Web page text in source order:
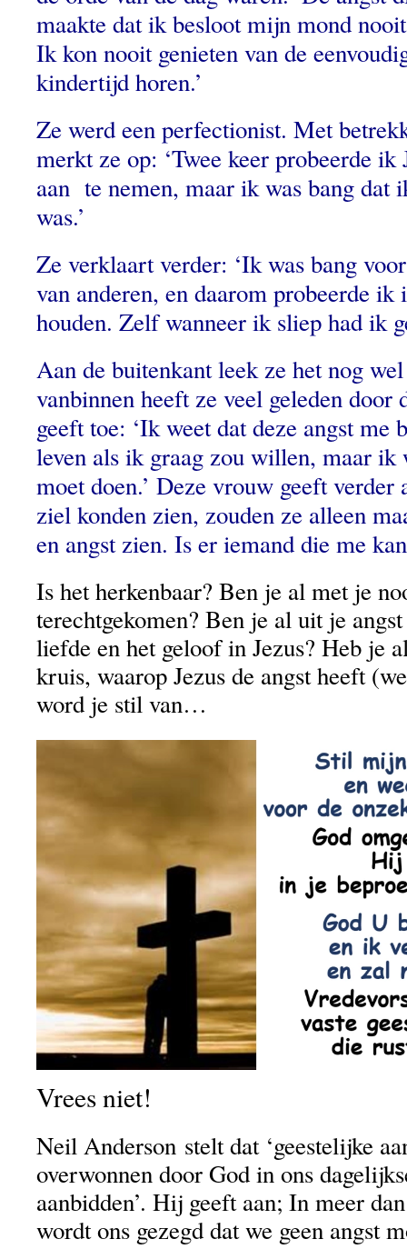
maakte dat ik besloot mijn mond
Ik kon nooit genieten van de
kindertijd horen.’
Ze werd een perfectionist. Met
merkt ze op: ‘Twee keer probeerde
aan te nemen, maar ik was bang dat
was.’
Ze verklaart verder: ‘Ik was bang
van anderen, en daarom probeerde ik
houden. Zelf wanneer ik sliep had ik
Aan de buitenkant leek ze het nog
vanbinnen heeft ze veel geleden door
geeft toe: ‘Ik weet dat deze angst me
leven als ik graag zou willen, maar ik
moet doen.’ Deze vrouw geeft verder
ziel konden zien, zouden ze alleen
en angst zien. Is er iemand die me
Is het herkenbaar? Ben je al met je
terechtgekomen? Ben je al uit je
liefde en het geloof in Jezus? Heb je
kruis, waarop Jezus de angst heeft
word je stil van…
Vrees niet!
Neil Anderson stelt dat ‘geestelijke
overwonnen door God in ons
aanbidden’. Hij geeft aan; In meer
wordt ons gezegd dat we geen angst